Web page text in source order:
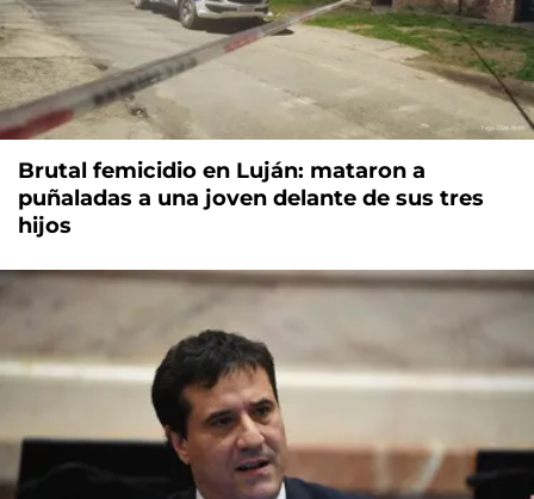
Brutal femicidio en Luján: mataron a
puñaladas a una joven delante de sus tres
hijos